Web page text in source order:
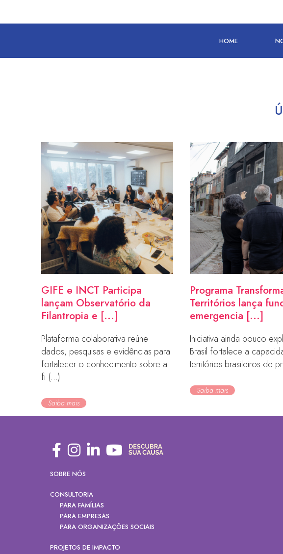
HOME
GIFE e INCT Participa
lançam Observatório da
Filantropia e [...]
Plataforma colaborativa reúne
dados, pesquisas e evidências para
fortalecer o conhecimento sobre a
fi (...)
Saiba mais
Programa
Territórios lança
emergencia [...]
Iniciativa ainda pouco
Brasil fortalece a
territórios brasileiros de
Saiba mais
SOBRE NÓS
CONSULTORIA
PARA FAMÍLIAS
PARA EMPRESAS
PARA ORGANIZAÇÕES SOCIAIS
PROJETOS DE IMPACTO